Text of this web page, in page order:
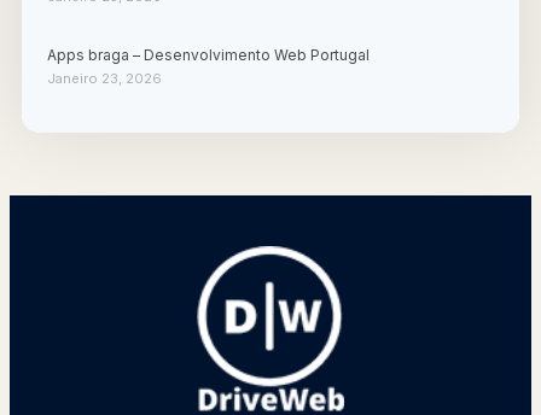
Apps braga – Desenvolvimento Web Portugal
Janeiro 23, 2026